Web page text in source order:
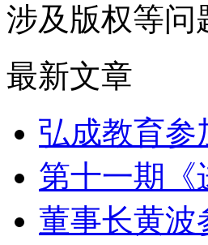
涉及版权等问
最新文章
弘成教育参
第十一期《
董事长黄波